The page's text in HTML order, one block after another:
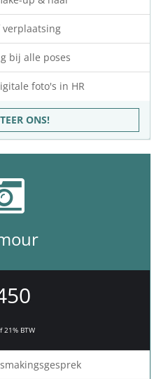
verplaatsing
bij alle poses
foto's in HR
ONS!
21% BTW